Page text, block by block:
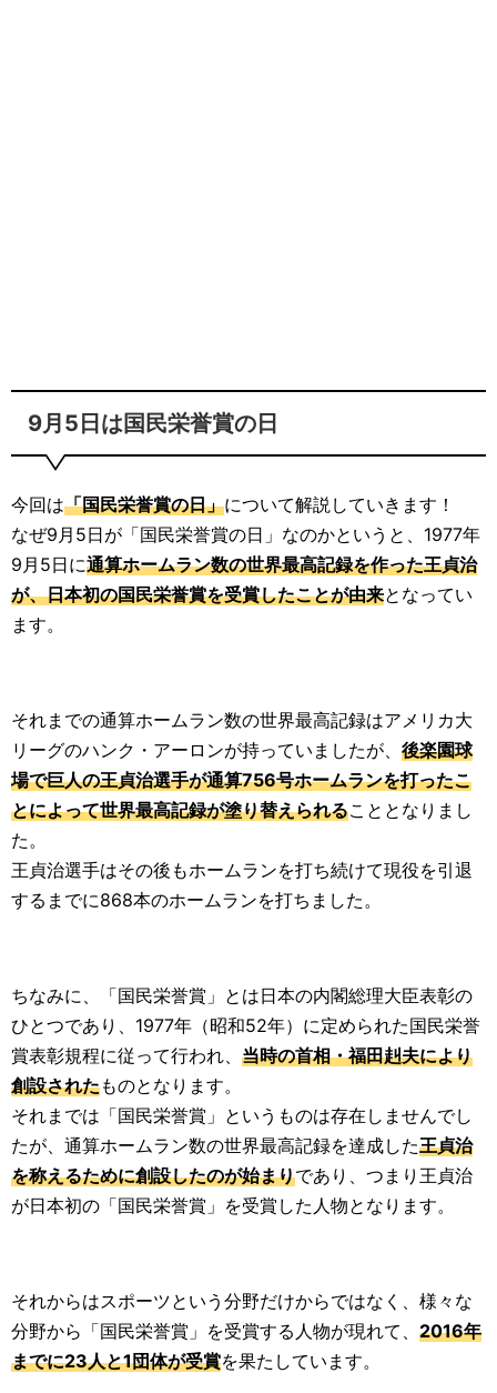
9月5日は国民栄誉賞の日
今回は「国民栄誉賞の日」について解説していきます！
なぜ9月5日が「国民栄誉賞の日」なのかというと、1977年
9月5日に通算ホームラン数の世界最高記録を作った王貞治
が、日本初の国民栄誉賞を受賞したことが由来となってい
ます。
それまでの通算ホームラン数の世界最高記録はアメリカ大
リーグのハンク・アーロンが持っていましたが、 後楽園球
場で巨人の王貞治選手が通算756号ホームランを打ったこ
とによって世界最高記録が塗り替えられることとなりまし
た。
王貞治選手はその後もホームランを打ち続けて現役を引退
するまでに868本のホームランを打ちました。
ちなみに、「国民栄誉賞」とは日本の内閣総理大臣表彰の
ひとつであり、1977年（昭和52年）に定められた国民栄誉
賞表彰規程に従って行われ、 当時の首相・福田赳夫により
創設されたものとなります。
それまでは「国民栄誉賞」というものは存在しませんでし
たが、通算ホームラン数の世界最高記録を達成した王貞治
を称えるために創設したのが始まりであり、つまり王貞治
が日本初の「国民栄誉賞」を受賞した人物となります。
それからはスポーツという分野だけからではなく、様々な
分野から「国民栄誉賞」を受賞する人物が現れて、 2016年
までに23人と1団体が受賞を果たしています。